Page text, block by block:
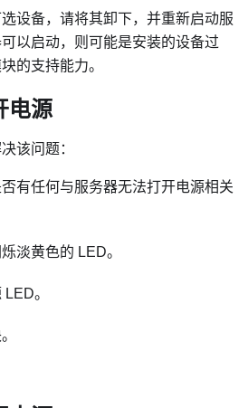
设备，请将其卸下，并重新启动服
以启动，则可能是安装的设备过
的支持能力。
电源
该问题：
有任何与服务器无法打开电源相关
淡黄色的 LED。
。